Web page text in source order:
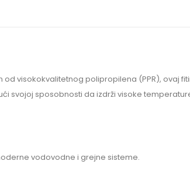
visokokvalitetnog polipropilena (PPR), ovaj
svojoj sposobnosti da izdrži visoke
vodovodne i grejne sisteme.